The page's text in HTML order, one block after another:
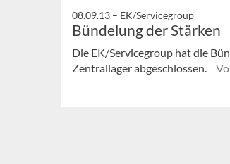
08.09.13 – EK/Servicegroup
Bündelung der Stärken
Die EK/Servicegroup hat die
Zentrallager abgeschlossen.